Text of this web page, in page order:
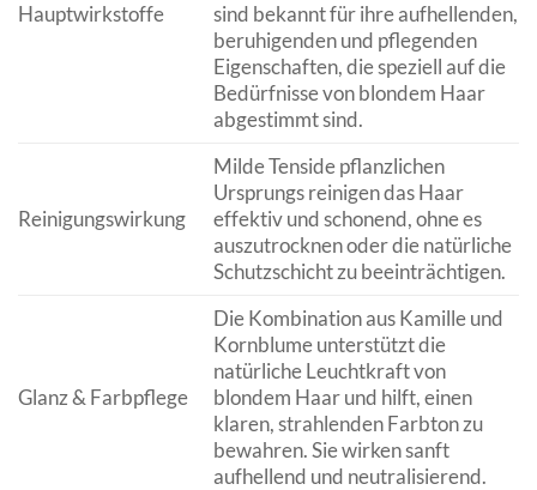
Hauptwirkstoffe
sind bekannt für ihre aufhellenden,
beruhigenden und pflegenden
Eigenschaften, die speziell auf die
Bedürfnisse von blondem Haar
abgestimmt sind.
Reinigungswirkung
Milde Tenside pflanzlichen
Ursprungs reinigen das Haar
effektiv und schonend, ohne es
auszutrocknen oder die natürliche
Schutzschicht zu beeinträchtigen.
Glanz & Farbpflege
Die Kombination aus Kamille und
Kornblume unterstützt die
natürliche Leuchtkraft von
blondem Haar und hilft, einen
klaren, strahlenden Farbton zu
bewahren. Sie wirken sanft
aufhellend und neutralisierend.